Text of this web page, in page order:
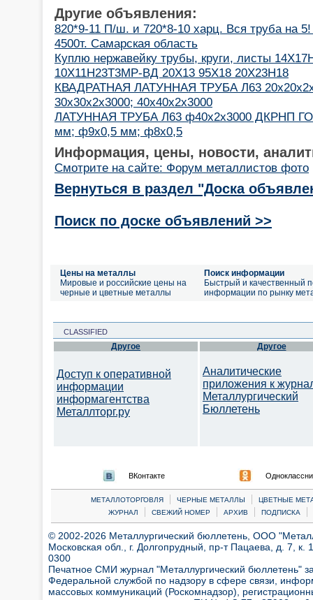
Другие объявления:
820*9-11 П/ш. и 720*8-10 харц. Вся труба на
4500т. Самарская область
Куплю нержавейку трубы, круги, листы
10Х11Н23Т3МР-ВД 20Х13 95Х18 20Х23Н18
КВАДРАТНАЯ ЛАТУННАЯ ТРУБА Л63
30х30х2х3000; 40х40х2х3000
ЛАТУННАЯ ТРУБА Л63 ф40х2х3000 ДКРНП
мм; ф9х0,5 мм; ф8х0,5
Информация, цены, новости,
Смотрите на сайте: Форум металлистов фото
Вернуться в раздел "Доска
Поиск по доске объявлений >>
Цены на металлы
Мировые и российские цены на
черные и цветные металлы
Поиск информации
Быстрый и качественный
информации по рынку
CLASSIFIED
Другое
Доступ к оперативной
информации
информагентства
Металлторг.ру
Другое
Аналитические
приложения к
Металлургический
Бюллетень
ВКонтакте
МЕТАЛЛОТОРГОВЛЯ | ЧЕРНЫЕ МЕТАЛЛЫ |
ЦВЕТНЫЕ
ЖУРНАЛ
| СВЕЖИЙ НОМЕР | АРХИВ | ПОДПИСКА |
© 2002-2026 Металлургический бюллетень, ООО
Московская обл., г. Долгопрудный, пр-т Пацаева, д. 7,
0300
Печатное СМИ журнал "Металлургический бюллетень"
Федеральной службой по надзору в сфере связи,
массовых коммуникаций (Роскомнадзор),